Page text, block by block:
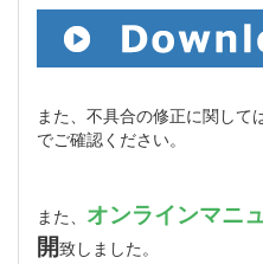
また、不具合の修正に関しては
でご確認ください。
また、 オンラインマニ
開致しました。